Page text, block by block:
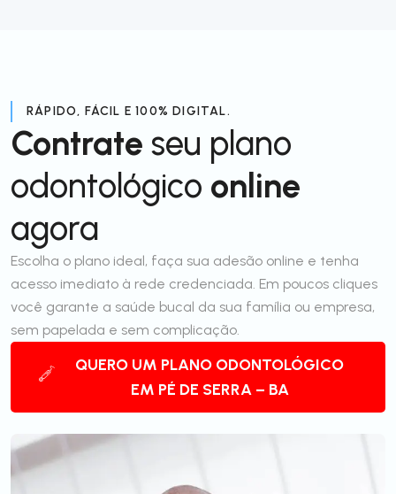
RÁPIDO, FÁCIL E 100% DIGITAL.
Contrate seu plano
odontológico online
agora
Escolha o plano ideal, faça sua adesão online e tenha
acesso imediato à rede credenciada. Em poucos cliques
você garante a saúde bucal da sua família ou empresa,
sem papelada e sem complicação.
QUERO UM PLANO ODONTOLÓGICO
EM PÉ DE SERRA – BA